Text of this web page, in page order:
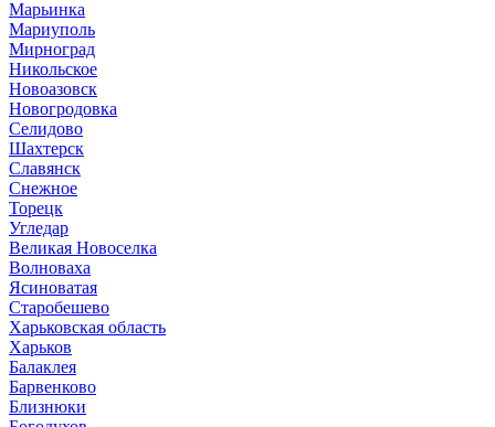
Марьинка
Мариуполь
Мирноград
Никольское
Новоазовск
Новогродовка
Селидово
Шахтерск
Славянск
Снежное
Торецк
Угледар
Великая Новоселка
Волноваха
Ясиноватая
Старобешево
Харьковская область
Харьков
Балаклея
Барвенково
Близнюки